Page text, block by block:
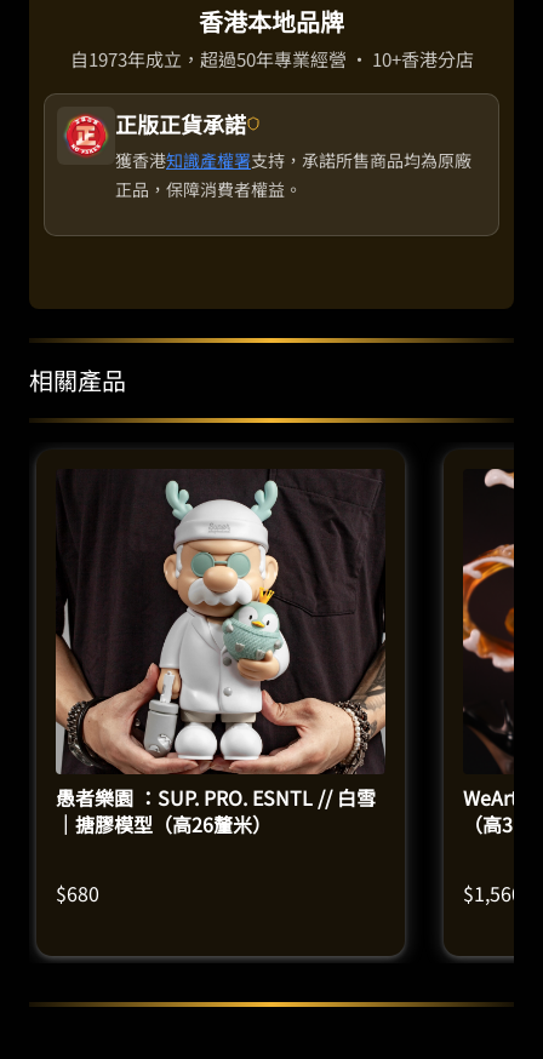
香港本地品牌
自1973年成立，超過50年專業經營 · 10+香港分店
正版正貨承諾
獲香港知識產權署支持，承諾所售商品均為原廠
正品，保障消費者權益。
相關產品
愚者樂園 ：SUP. PRO. ESNTL // 白雪
｜搪膠模型（高26釐米）
$680
（高
$1,560